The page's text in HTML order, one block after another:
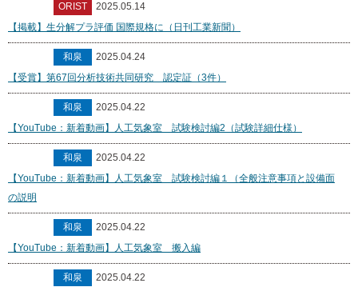
ORIST
2025.05.14
【掲載】生分解プラ評価 国際規格に（日刊工業新聞）
和泉
2025.04.24
【受賞】第67回分析技術共同研究 認定証（3件）
和泉
2025.04.22
【YouTube：新着動画】人工気象室 試験検討編2（試験詳細仕様）
和泉
2025.04.22
【YouTube：新着動画】人工気象室 試験検討編１（全般注意事項と設備面
の説明
和泉
2025.04.22
【YouTube：新着動画】人工気象室 搬入編
和泉
2025.04.22